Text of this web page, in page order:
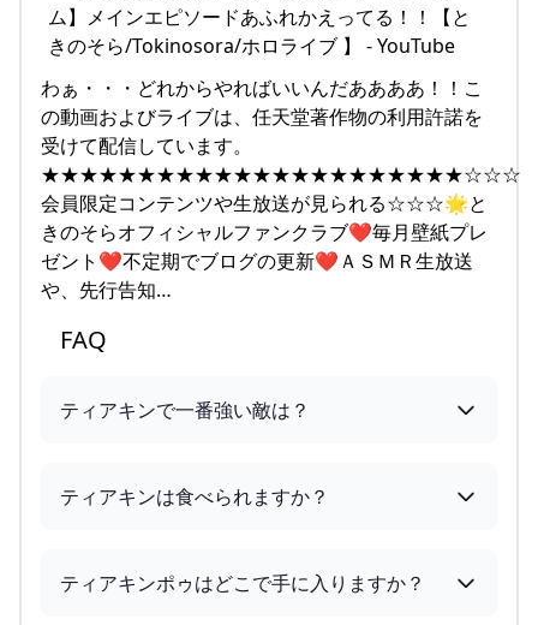
わぁ・・・どれからやればいいんだああああ！！こ
の動画およびライブは、任天堂著作物の利用許諾を
受けて配信しています。
★★★★★★★★★★★★★★★★★★★★★★☆☆☆
会員限定コンテンツや生放送が見られる☆☆☆🌟と
きのそらオフィシャルファンクラブ❤毎月壁紙プレ
ゼント❤不定期でブログの更新❤ＡＳＭＲ生放送
や、先行告知…
FAQ
ティアキンで一番強い敵は？
ティアキンは食べられますか？
ティアキンポゥはどこで手に入りますか？